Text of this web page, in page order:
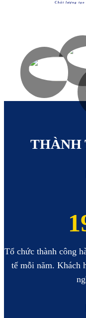
Chất lượng
HOABINHEVENTS
https://hoabinhevents.com
THÀNH
Tổ chức thành công
tế mỗi năm. Khách